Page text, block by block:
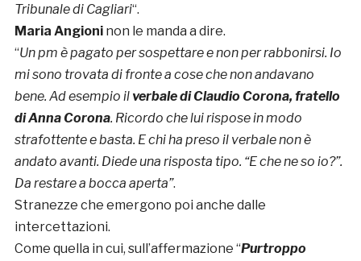
Tribunale di Cagliari“.
Maria Angioninon le manda a dire.
“Un pm è pagato per sospettare e non per rabbonirsi. Io
mi sono trovata di fronte a cose che non andavano
bene. Ad esempio il verbale di Claudio Corona, fratello
di Anna Corona. Ricordo che lui rispose in modo
strafottente e basta. E chi ha preso il verbale non è
andato avanti. Diede una risposta tipo. “E che ne so io?”.
Da restare a bocca aperta”.
Stranezze che emergono poi anche dalle
intercettazioni.
Come quella in cui, sull’affermazione “Purtroppo